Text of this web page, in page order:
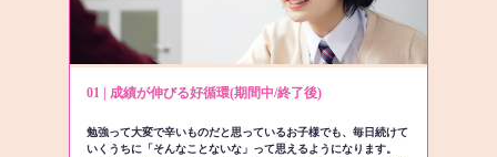
01 | 成績が伸びる好循環(期間中/終了後)
勉強って大変で辛いものだと思っているお子様でも、毎日続けて
いくうちに「そんなことないな」って思えるようになります。